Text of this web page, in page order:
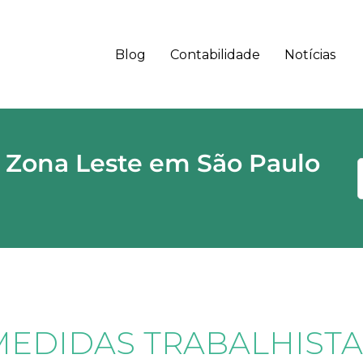
Blog Contabilidade Notícias
Leste em São Paulo